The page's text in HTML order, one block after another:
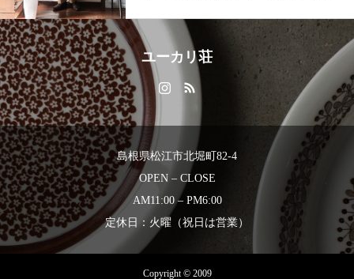
#松江#古民家#セレクトショップ#
ライフスタイルショップ#雑貨#雑
貨屋#アパレル#服#新作#new#秋物
#タートル#カットソー#コーデ#秋
コーデ#島根旅#島根旅行#旅#松江
旅行#観光
♡バックスタイルのベルトがポイ
ントの「ロングコート」・ゆった
りしていますが、落ち感があるの
ですっきりみえますよスタッフも
すらり見えるとお気に入りのアイ
テム♪です・カラー/カーキ、グレ
ー、ブラックの3色です・・一緒に
合わせたのは定番「ワイドストレ
ートパンツ」・程よいゆるいシル
エットが魅力のパンツウエストも
ゴム+紐で調整できるのでストレ
スフリーです履き心地が良いので
お色違いをリピートしてくださる
ユーカリ荘
島根県松江市北堀町82-4
OPEN – CLOSE
AM11:00 – PM6:00
定休日：火曜（祝日は営業）
Copyright © 2009